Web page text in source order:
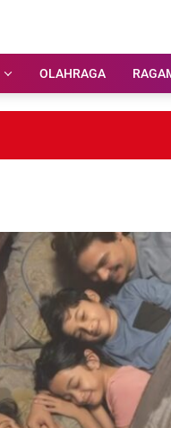
OLAHRAGA